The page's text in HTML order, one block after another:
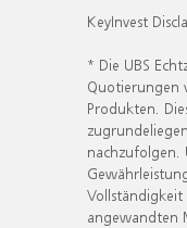
KeyInvest
* Die UBS
Quotierungen
Produkten.
nachzufolgen.
angewandten